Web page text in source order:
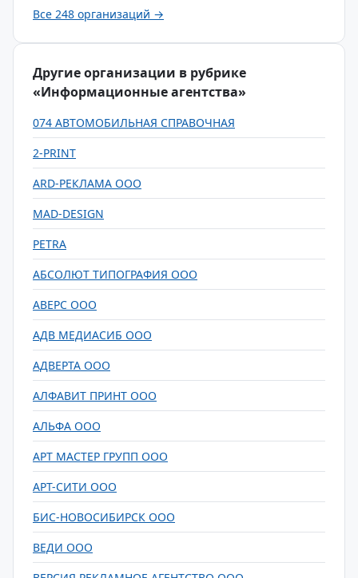
Все 248 организаций →
Другие организации в рубрике
«Информационные агентства»
074 АВТОМОБИЛЬНАЯ СПРАВОЧНАЯ
2-PRINT
ARD-РЕКЛАМА ООО
MAD-DESIGN
PETRA
АБСОЛЮТ ТИПОГРАФИЯ ООО
АВЕРС ООО
АДВ МЕДИАСИБ ООО
АДВЕРТА ООО
АЛФАВИТ ПРИНТ ООО
АЛЬФА ООО
АРТ МАСТЕР ГРУПП ООО
АРТ-СИТИ ООО
БИС-НОВОСИБИРСК ООО
ВЕДИ ООО